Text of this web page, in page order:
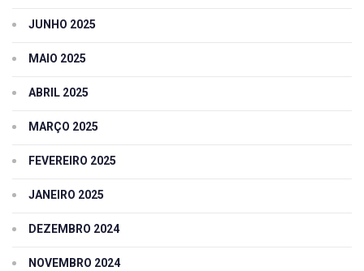
JUNHO 2025
MAIO 2025
ABRIL 2025
MARÇO 2025
FEVEREIRO 2025
JANEIRO 2025
DEZEMBRO 2024
NOVEMBRO 2024